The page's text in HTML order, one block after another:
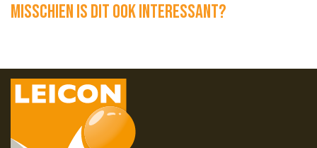
Misschien is dit ook interessant?